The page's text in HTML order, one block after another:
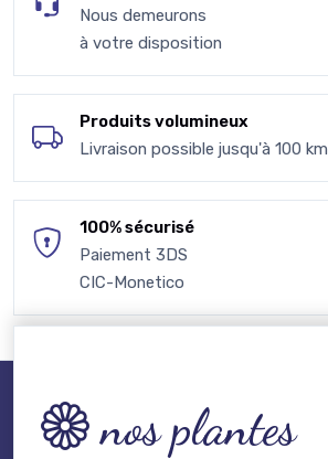
Nous demeurons
à votre disposition
Produits volumineux
Livraison possible jusqu'à 100 km
100% sécurisé
Paiement 3DS
CIC-Monetico
nos plantes